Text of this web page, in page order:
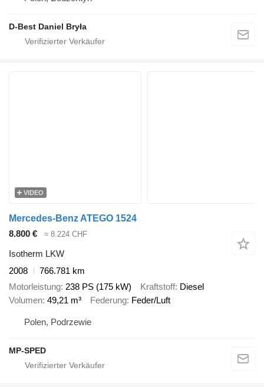
D-Best Daniel Bryła
VIDEO
Mercedes-Benz ATEGO 1524
8.800 €
≈ 8.224 CHF
Isotherm LKW
2008
766.781 km
Motorleistung 238 PS (175 kW) Kraftstoff Diesel
Volumen 49,21 m³ Federung Feder/Luft
Polen, Podrzewie
MP-SPED